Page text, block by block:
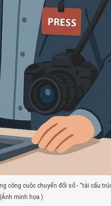
công cuộc chuyển đổi số - “tái cấu
(Ảnh minh họa )